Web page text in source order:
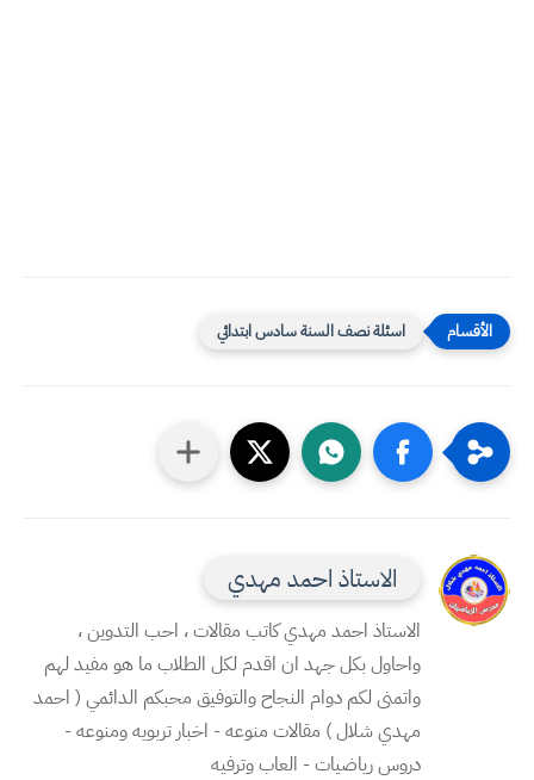
اسئلة نصف السنة سادس ابتدائي
الاستاذ احمد مهدي
الاستاذ احمد مهدي كاتب مقالات ، احب التدوين ،
واحاول بكل جهد ان اقدم لكل الطلاب ما هو مفيد لهم
واتمنى لكم دوام النجاح والتوفيق محبكم الدائمي ( احمد
مهدي شلال ) مقالات منوعه - اخبار تربويه ومنوعه -
دروس رياضيات - العاب وترفيه